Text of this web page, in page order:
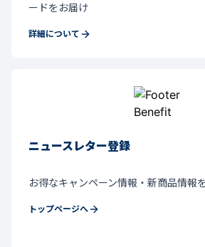
ードをお届け
詳細について
ニュースレター登録
お得なキャンペーン情報・新商品情報
トップページへ